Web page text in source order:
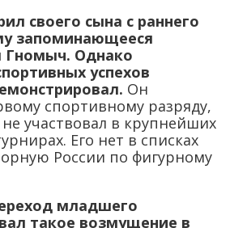
своего сына с раннего
запоминающееся
Гномыч. Однако
успехов
Он
спортивному разряду,
участвовал в крупнейших
Его нет в списках
России по фигурному
младшего
такое возмущение в